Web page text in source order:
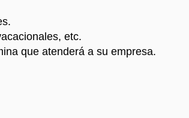
etc.
que atenderá a su empresa.